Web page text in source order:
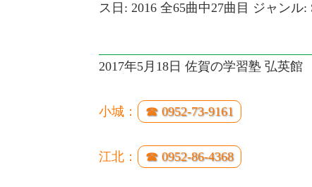
ス日: 2016 全65曲中27曲目 ジャンル:
2017年5月18日 佐賀の学習塾 弘英館
小城： ☎ 0952-73-9161
江北： ☎ 0952-86-4368